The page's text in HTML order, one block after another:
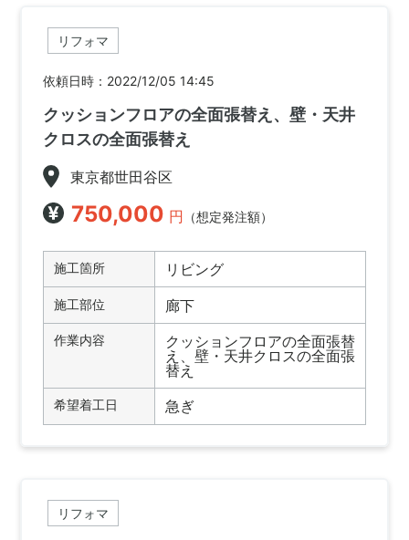
リフォマ
依頼日時：2022/12/05 14:45
クッションフロアの全面張替え、壁・天井
クロスの全面張替え
東京都世田谷区
750,000 円 （想定発注額）
施工箇所 リビング
施工部位 廊下
作業内容
クッションフロアの全面張替
え、壁・天井クロスの全面張
替え
希望着工日 急ぎ
リフォマ